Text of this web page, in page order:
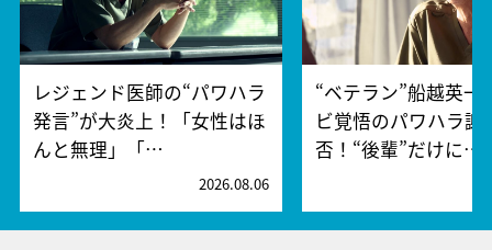
レジェンド医師の“パワハラ
発言”が大炎上！「女性はほ
んと無理」「…
2026.08.06
“ベテラン”船越英一
ビ覚悟のパワハラ謝
否！“後輩”だけに…